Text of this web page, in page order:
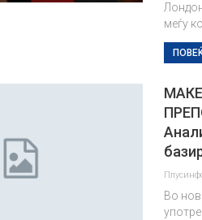
меѓу
Во